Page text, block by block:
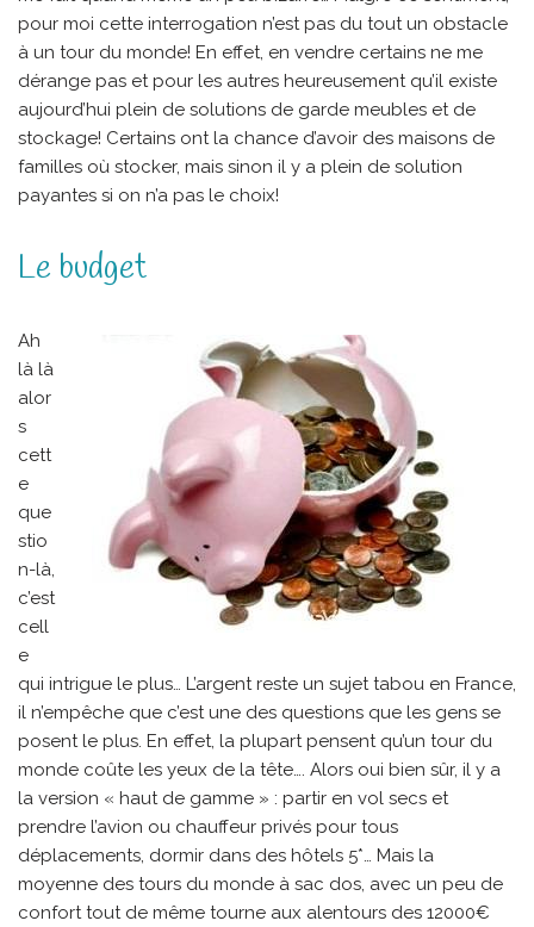
pour moi cette interrogation n’est pas du tout un obstacle
à un tour du monde! En effet, en vendre certains ne me
dérange pas et pour les autres heureusement qu’il existe
aujourd’hui plein de solutions de garde meubles et de
stockage! Certains ont la chance d’avoir des maisons de
familles où stocker, mais sinon il y a plein de solution
payantes si on n’a pas le choix!
Le budget
Ah
là là
alor
s
cett
e
que
stio
n-là,
c’est
cell
e
qui intrigue le plus… L’argent reste un sujet tabou en France,
il n’empêche que c’est une des questions que les gens se
posent le plus. En effet, la plupart pensent qu’un tour du
monde coûte les yeux de la tête…. Alors oui bien sûr, il y a
la version « haut de gamme » : partir en vol secs et
prendre l’avion ou chauffeur privés pour tous
déplacements, dormir dans des hôtels 5*… Mais la
moyenne des tours du monde à sac dos, avec un peu de
confort tout de même tourne aux alentours des 12000€